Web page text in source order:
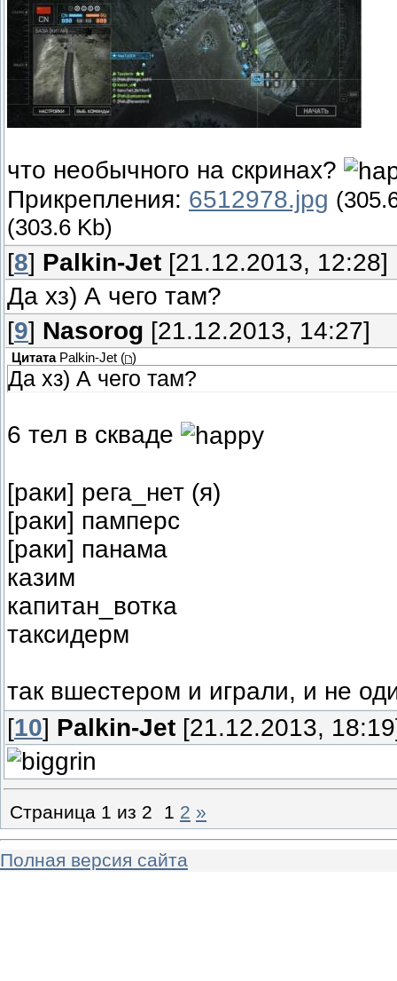
что необычного на скринах?
Прикрепления: 6512978.jpg
(303.6 Kb)
[8] Palkin-Jet [21.12.2013, 12:28]
Да хз) А чего там?
[9] Nasorog [21.12.2013, 14:27]
Цитата Palkin-Jet ( )
Да хз) А чего там?
6 тел в скваде
[раки] рега_нет (я)
[раки] памперс
[раки] панама
казим
капитан_вотка
таксидерм
так вшестером и играли, и не
[10] Palkin-Jet [21.12.2013,
Страница 1 из 2 1 2 »
Полная версия сайта